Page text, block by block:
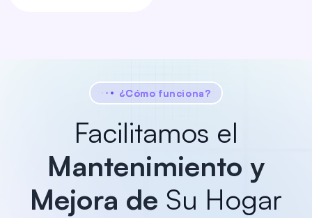
¿Cómo funciona?
Facilitamos el
Mantenimiento y
Mejora de Su Hogar